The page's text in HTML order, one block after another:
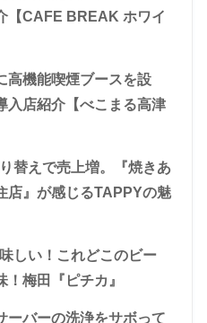
【CAFE BREAK ホワイ
高機能喫煙ブースを設
入店紹介【べこまる高津
替えで売上増。『焼きあ
店』が感じるTAPPYの魅
しい！これどこのビー
梅田『ピチカ』
ーバーの洗浄をサボって